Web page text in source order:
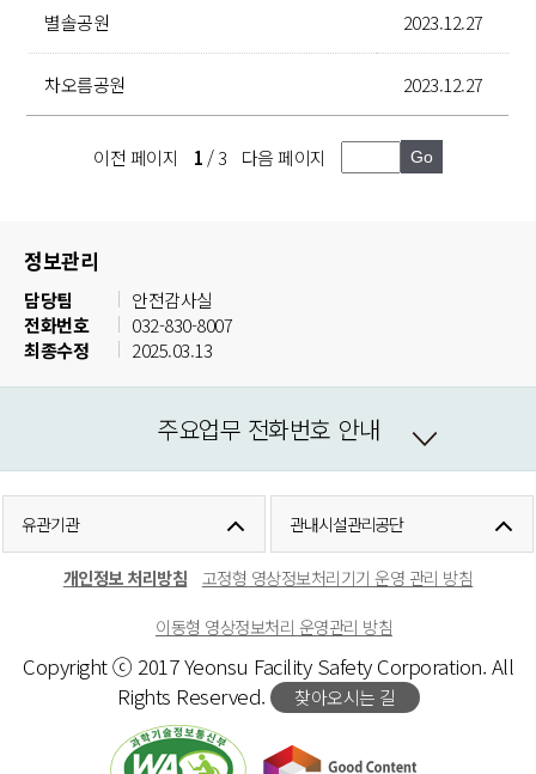
별솔공원 2023.12.27
차오름공원 2023.12.27
이전 페이지 1 / 3 다음 페이지
정보관리
담당팀
안전감사실
전화번호
032-830-8007
최종수정
2025.03.13
주요업무 전화번호 안내
유관기관 관내시설관리공단
개인정보 처리방침
고정형 영상정보처리기기 운영 관리 방침
이동형 영상정보처리 운영관리 방침
Copyright ⓒ 2017 Yeonsu Facility Safety Corporation. All
Rights Reserved.
찾아오시는 길